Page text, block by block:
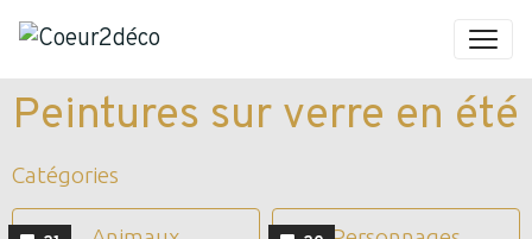
Peintures sur verre en été
Catégories